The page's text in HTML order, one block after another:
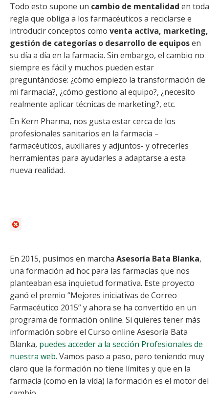
Todo esto supone un cambio de mentalidad en toda
regla que obliga a los farmacéuticos a reciclarse e
introducir conceptos como venta activa, marketing,
gestión de categorías o desarrollo de equiposen
su día a día en la farmacia. Sin embargo, el cambio no
siempre es fácil y muchos pueden estar
preguntándose: ¿cómo empiezo la transformación de
mi farmacia?, ¿cómo gestiono al equipo?, ¿necesito
realmente aplicar técnicas de marketing?, etc.
En Kern Pharma, nos gusta estar cerca de los
profesionales sanitarios en la farmacia –
farmacéuticos, auxiliares y adjuntos- y ofrecerles
herramientas para ayudarles a adaptarse a esta
nueva realidad.
En 2015, pusimos en marcha Asesoría Bata Blanka,
una formación ad hoc para las farmacias que nos
planteaban esa inquietud formativa. Este proyecto
ganó el premio “Mejores iniciativas de Correo
Farmacéutico 2015” y ahora se ha convertido en un
programa de formación online. Si quieres tener más
información sobre el Curso online Asesoría Bata
Blanka, puedes acceder a la sección Profesionales de
nuestra web. Vamos paso a paso, pero teniendo muy
claro que la formación no tiene límites y que en la
farmacia (como en la vida) la formación es el motor del